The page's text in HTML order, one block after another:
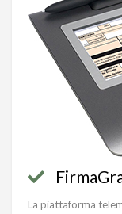
La piattaforma